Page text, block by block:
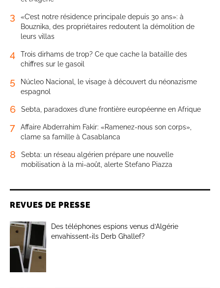
3
«C’est notre résidence principale depuis 30 ans»: à
Bouznika, des propriétaires redoutent la démolition de
leurs villas
4
Trois dirhams de trop? Ce que cache la bataille des
chiffres sur le gasoil
5
Núcleo Nacional, le visage à découvert du néonazisme
espagnol
6 Sebta, paradoxes d’une frontière européenne en Afrique
7
Affaire Abderrahim Fakir: «Ramenez-nous son corps»,
clame sa famille à Casablanca
8
Sebta: un réseau algérien prépare une nouvelle
mobilisation à la mi-août, alerte Stefano Piazza
REVUES DE PRESSE
Des téléphones espions venus d’Algérie
envahissent-ils Derb Ghallef?